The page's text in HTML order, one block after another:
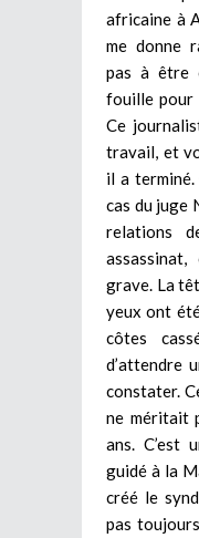
africaine à
me donne
pas à être
fouille pour
Ce
travail, et
il a terminé.
cas du juge
relations
assassinat,
grave. La
yeux ont
côtes
d’attendre
constater.
ne méritait
ans. C’est
guidé à la
créé le
pas